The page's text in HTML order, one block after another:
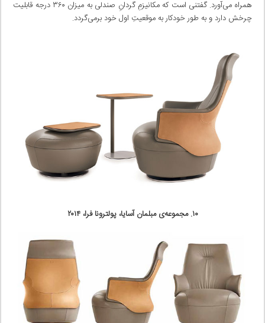
همراه می‌آورد. گفتنی است که مکانیزمِ گردانِ صندلی به میزان ۳۶۰ درجه قابلیت
چرخش دارد و به طور خودکار به موقعیتِ اول خود برمی‌گردد.
۱۰. مجموعه‌ی مبلمان آسایا، پولترونا فرا، ۲۰۱۴